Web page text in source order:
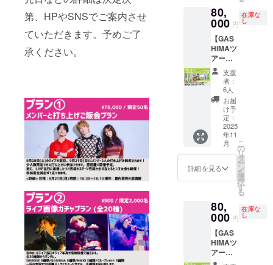
第、HPやSNSでご案内させ
ていただきます。予めご了
承ください。
プロデュー
スまで自ら
で担当して
いる。サウ
ンドメイク
の面におい
てはベース
音色のたっ
た一つを8ヶ
月の時間を
かけて突き
詰めるな
ど、日々キ
レのある超
ンドを追求
している。
例えば楽曲
「Tattoo」の
IREに登
録され
ている
メール
アドレ
ス宛に
お送り
致しま
す。
金はで
きかね
ますの
で、ご
了承の
うえご
支援い
ただけ
ますと
幸いで
す。 ③
当日の
詳細
は、
wj.mad
@gmail
.comか
IREに登
録され
ている
メール
アドレ
ス宛に
①SHIR
OSEに
歌って
ほしい
曲
(SHIRO
SEソロ
曲)を3
曲備考
欄にご
記載く
ださ
い。 ②
当日の
詳細
wj.mad
oguchi
@gmail
ら、
CAMPF
IREに登
録され
ている
メール
内某所
の居酒
屋 <備
考> ①
ご飯
代、場
所代込
みの金
額にな
りま
す。
②9/21
実施プ
ランの
為、こ
プラン
は9/15
させて
いただ
きま
す。 ご
希望の
方は、
ト撮影
あり。
<日程・
場所>
日程：9
月21日
(日)
11:00～
12:40
場
所：都
内某所
<備考>
①ご飯
代、場
所代込
みの金
②9/21
実施プ
ランの
為、こ
ちらの
プラン
す。 <
日程・
場所>
日程：9
月21日
(日)
10:00～
14:30
場所：
都内某
考> ①
落書き
は出来
ません
ので予
めご了
時の接
触、メ
ンバー
と同じ
ものを
持つな
80,
000 円
在庫な
し
【GAS
HIMAツ
アー完
走おめ
でとう
プラン
GASHI
MAと2
人きり
ドライ
ブ会 】
GASHI
MAと2
人きり
でドラ
イブす
ンで
す。 40
分の内
容で
「ガシ
マおす
支援
者：
6人
お届
け予
定：
2025
年11
月
詳細を見る
こ
の
リ
タ
ー
ン
を
選
択
す
る
80,
000 円
在庫な
し
【GAS
HIMAツ
アー完
走おめ